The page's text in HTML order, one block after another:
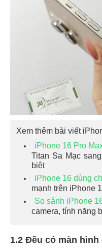
Xem thêm bài viết
iPhone 16 Pro
Titan Sa Mạc
biệt
iPhone 16 dùng
mạnh trên iPhone
So sánh iPhone
camera, tính năng
1.2 Đều có màn